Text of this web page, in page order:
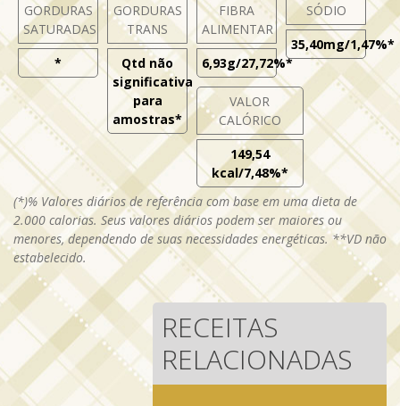
GORDURAS
SATURADAS
*
GORDURAS
TRANS
Qtd não
significativa
para
amostras*
FIBRA
ALIMENTAR
6,93g/27,72%*
SÓDIO
35,40mg/1,47%*
VALOR
CALÓRICO
149,54
kcal/7,48%*
(*)% Valores diários de referência com base em uma dieta de
2.000 calorias. Seus valores diários podem ser maiores ou
menores, dependendo de suas necessidades energéticas. **VD não
estabelecido.
RECEITAS
RELACIONADAS